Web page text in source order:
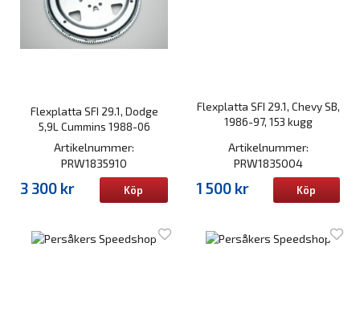
Flexplatta SFI 29.1, Dodge
5,9L Cummins 1988-06
Artikelnummer:
PRW1835910
3 300 kr Köp
Flexplatta SFI 29.1, Chevy SB,
1986-97, 153 kugg
Artikelnummer:
PRW1835004
1 500 kr Köp